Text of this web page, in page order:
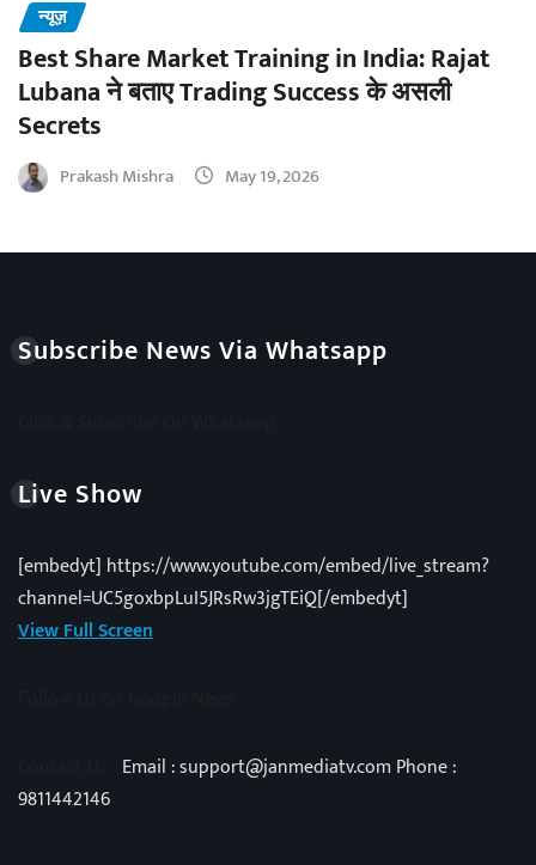
न्यूज़
Best Share Market Training in India: Rajat
Lubana ने बताए Trading Success के असली
Secrets
Prakash Mishra May 19, 2026
Subscribe News Via Whatsapp
Live Show
[embedyt] https://www.youtube.com/embed/live_stream?
channel=UC5goxbpLuI5JRsRw3jgTEiQ[/embedyt]
View Full Screen
Email : support@janmediatv.com Phone :
9811442146